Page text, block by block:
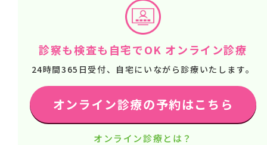
診察も検査も自宅でOK オンライン診療
24時間365日受付、自宅にいながら診療いたします。
オンライン診療の予約はこちら
オンライン診療とは？